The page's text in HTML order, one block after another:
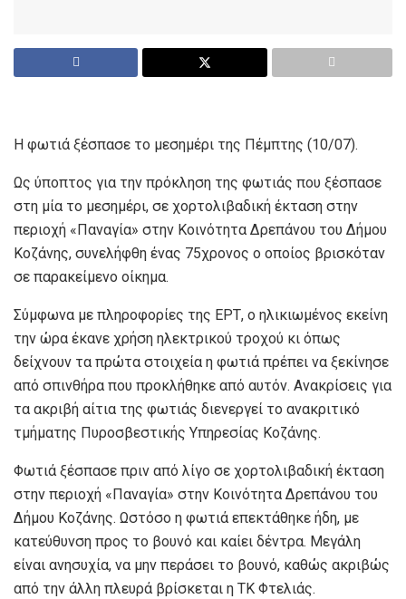
Η φωτιά ξέσπασε το μεσημέρι της Πέμπτης (10/07).
Ως ύποπτος για την πρόκληση της φωτιάς που ξέσπασε
στη μία το μεσημέρι, σε χορτολιβαδική έκταση στην
περιοχή «Παναγία» στην Κοινότητα Δρεπάνου του Δήμου
Κοζάνης, συνελήφθη ένας 75χρονος ο οποίος βρισκόταν
σε παρακείμενο οίκημα.
Σύμφωνα με πληροφορίες της ΕΡΤ, ο ηλικιωμένος εκείνη
την ώρα έκανε χρήση ηλεκτρικού τροχού κι όπως
δείχνουν τα πρώτα στοιχεία η φωτιά πρέπει να ξεκίνησε
από σπινθήρα που προκλήθηκε από αυτόν. Ανακρίσεις για
τα ακριβή αίτια της φωτιάς διενεργεί το ανακριτικό
τμήματης Πυροσβεστικής Υπηρεσίας Κοζάνης.
Φωτιά ξέσπασε πριν από λίγο σε χορτολιβαδική έκταση
στην περιοχή «Παναγία» στην Κοινότητα Δρεπάνου του
Δήμου Κοζάνης. Ωστόσο η φωτιά επεκτάθηκε ήδη, με
κατεύθυνση προς το βουνό και καίει δέντρα. Μεγάλη
είναι ανησυχία, να μην περάσει το βουνό, καθώς ακριβώς
από την άλλη πλευρά βρίσκεται η ΤΚ Φτελιάς.